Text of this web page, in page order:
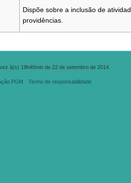
Dispõe sobre a inclusão de
providências.
à(s) 19h40min de 22 de setembro de 2014.
PGM Termo de responsabilidade